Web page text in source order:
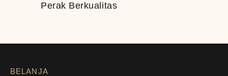
Perak Berkualitas
BELANJA